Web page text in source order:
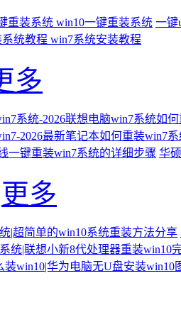
重装系统 win10一键重装系统 一键
统教程 win7系统安装教程
多
系统-2026联想电脑win7系统如
2026最新笔记本如何重装win7
一键重装win7系统的详细步骤 华
更多
|超简单的win10系统重装方法分享
统|联想小新8代处理器重装win10
win10|华为电脑无U盘安装win10